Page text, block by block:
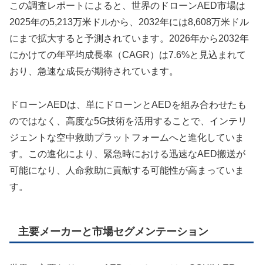
この調査レポートによると、世界のドローンAED市場は
2025年の5,213万米ドルから、2032年には8,608万米ドル
にまで拡大すると予測されています。2026年から2032年
にかけての年平均成長率（CAGR）は7.6%と見込まれて
おり、急速な成長が期待されています。
ドローンAEDは、単にドローンとAEDを組み合わせたも
のではなく、高度な5G技術を活用することで、インテリ
ジェントな空中救助プラットフォームへと進化していま
す。この進化により、緊急時における迅速なAED搬送が
可能になり、人命救助に貢献する可能性が高まっていま
す。
主要メーカーと市場セグメンテーション